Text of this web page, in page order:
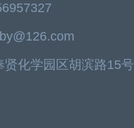
贤化学园区胡滨路15号